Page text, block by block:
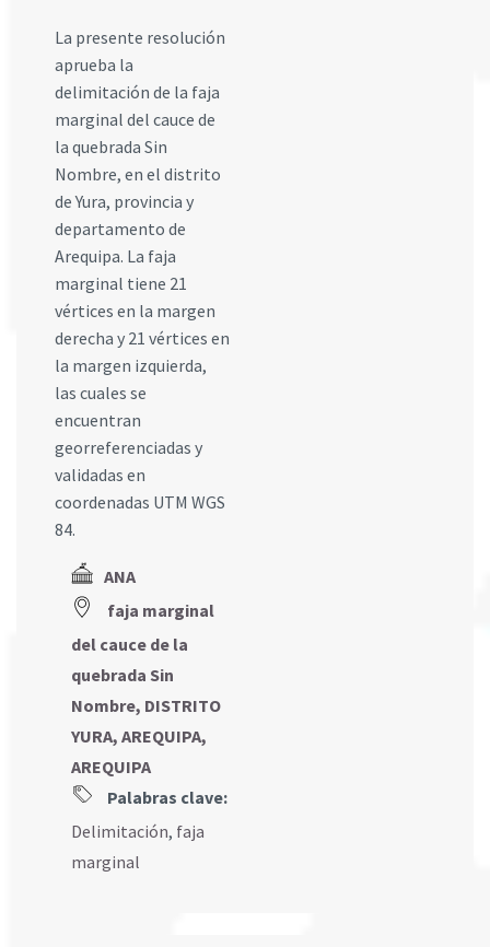
La presente resolución
aprueba la
delimitación de la faja
marginal del cauce de
la quebrada Sin
Nombre, en el distrito
de Yura, provincia y
departamento de
Arequipa. La faja
marginal tiene 21
vértices en la margen
derecha y 21 vértices en
la margen izquierda,
las cuales se
encuentran
georreferenciadas y
validadas en
coordenadas UTM WGS
84.
ANA
faja marginal
del cauce de la
quebrada Sin
Nombre, DISTRITO
YURA, AREQUIPA,
AREQUIPA
Palabras clave:
Delimitación, faja
marginal